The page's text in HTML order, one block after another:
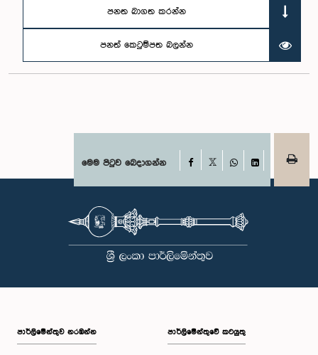
පනත බාගත කරන්න
පනත් කෙටුම්පත බලන්න
මෙම පිටුව බෙදාගන්න Facebook
WhatsAppLinkedIn
පාර්ලි‌මේන්තුව නරඹන්න පාර්ලිමේන්තුවේ කටයුතු